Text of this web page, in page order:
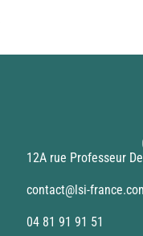
12A rue Professeur
contact@lsi-
04 81 91 91 51